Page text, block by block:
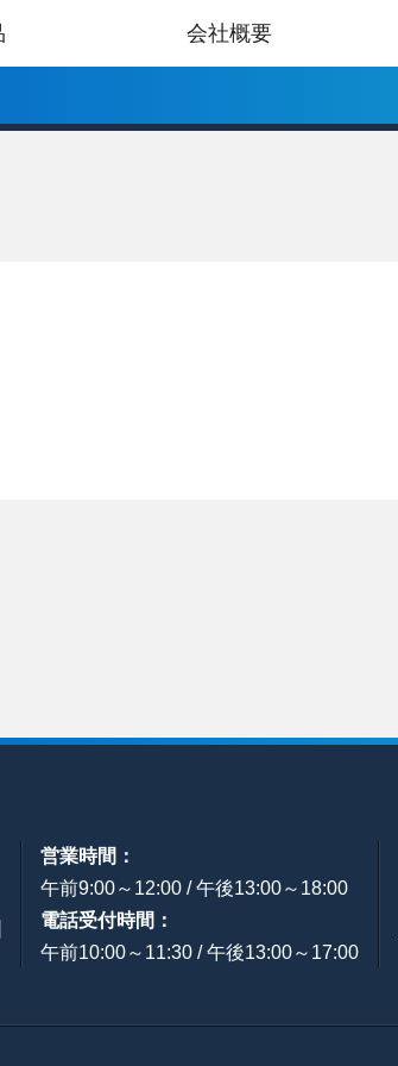
会社概要
営業時間：
午前9:00～12:00 / 午後13:00～18:00
電話受付時間：
午前10:00～11:30 / 午後13:00～17:00